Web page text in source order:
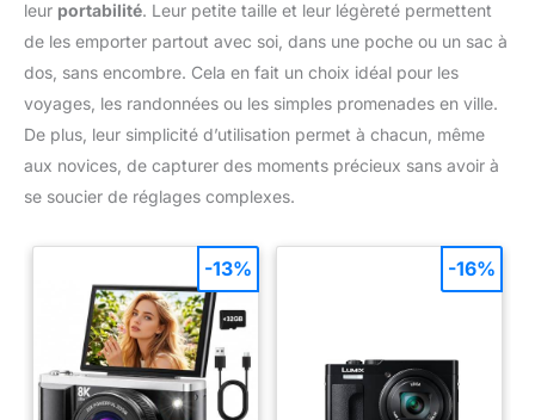
leur portabilité. Leur petite taille et leur légèreté permettent
de les emporter partout avec soi, dans une poche ou un sac à
dos, sans encombre. Cela en fait un choix idéal pour les
voyages, les randonnées ou les simples promenades en ville.
De plus, leur simplicité d’utilisation permet à chacun, même
aux novices, de capturer des moments précieux sans avoir à
se soucier de réglages complexes.
-13% -16%